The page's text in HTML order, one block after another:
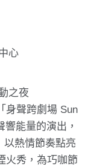
心
之夜
身聲跨劇場 Sun
能量的演出，
以熱情節奏點亮
火秀，為巧咖節